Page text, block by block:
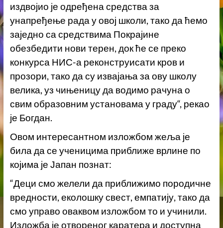
издвојио је одређена средства за
унапређење рада у овој школи, тако да ћемо
заједно са средствима Покрајине
обезбедити нови терен, док ће се преко
конкурса НИС-а реконструисати кров и
прозори, тако да су извајања за ову школу
велика, уз чињеницу да водимо рачуна о
свим образовним установама у граду“, рекао
је Богдан.
Овом интересантном изложбом жеља је
била да се ученицима приближе врлине по
којима је Јапан познат:
“Деци смо желели да приближимо породичне
вредности, еколошку свест, емпатију, тако да
смо управо оваквом изложбом то и учинили.
Изложба је отвореног каратера и доступна